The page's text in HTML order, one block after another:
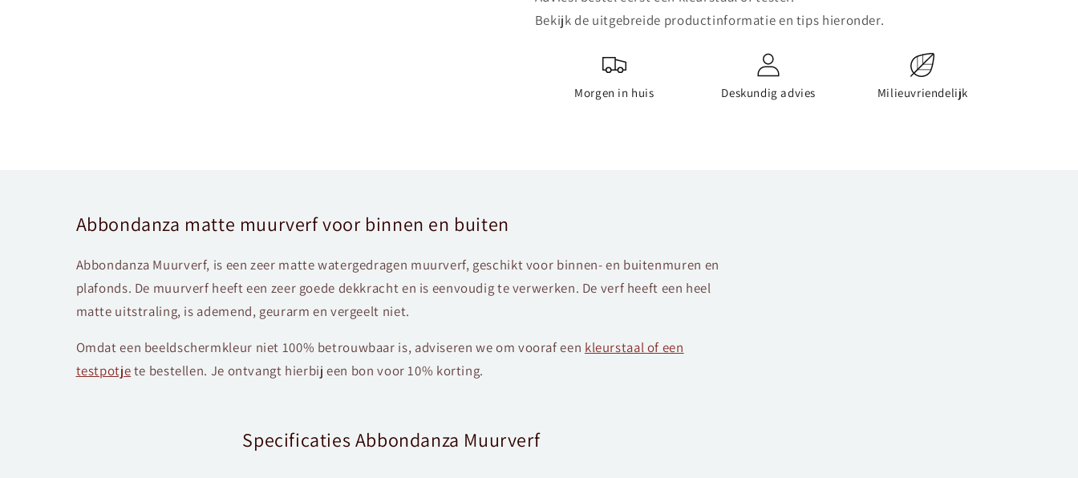
Bekijk de uitgebreide productinformatie en tips hieronder.
Morgen in huis Deskundig advies Milieuvriendelijk
Abbondanza matte muurverf voor binnen en buiten
Abbondanza Muurverf, is een zeer matte watergedragen muurverf, geschikt voor binnen- en buitenmuren en
plafonds. De muurverf heeft een zeer goede dekkracht en is eenvoudig te verwerken. De verf heeft een heel
matte uitstraling, is ademend, geurarm en vergeelt niet.
Omdat een beeldschermkleur niet 100% betrouwbaar is, adviseren we om vooraf een kleurstaal of een
testpotjete bestellen. Je ontvangt hierbij een bon voor 10% korting.
Specificaties Abbondanza Muurverf